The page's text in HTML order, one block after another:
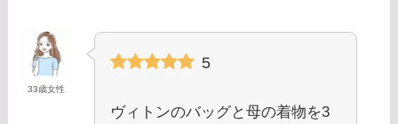
33歳女性
5
ヴィトンのバッグと母の着物を3